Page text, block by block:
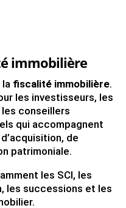
immobilière
la fiscalité immobilière.
les investisseurs, les
conseillers
qui accompagnent
de
patrimoniale.
les SCI, les
les successions et les